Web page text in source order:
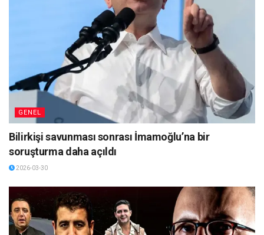
GENEL
Bilirkişi savunması sonrası İmamoğlu’na bir
soruşturma daha açıldı
2026-03-30